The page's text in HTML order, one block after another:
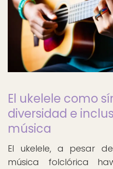
El ukelele como
diversidad e
música
El ukelele, a pesar
música folclórica